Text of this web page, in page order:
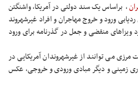
، براساس یک سند دولتی در آمریکا، واشنگتن
ورود و خروج مهاجران و افراد غیرشهروند
ویزاهای منقضی و جعل در گذرنامه برای ورود
مرزی می توانند از غیرشهروندان آمریکایی در
زمینی و دیگر مبادی ورودی و خروجی، عکس